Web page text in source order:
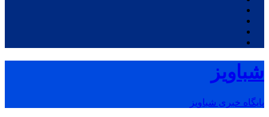
شباویز
پایگاه خبری شباویز